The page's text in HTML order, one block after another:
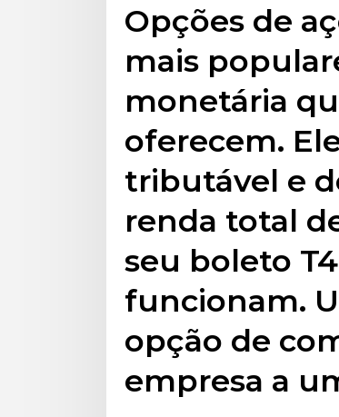
Opções de
mais
monetária
oferecem.
tributável e
renda total
seu boleto
funcionam.
opção de
empresa a